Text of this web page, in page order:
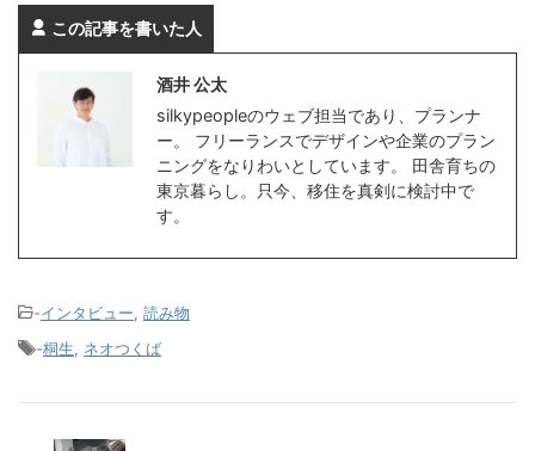
この記事を書いた人
酒井 公太
silkypeopleのウェブ担当であり、プランナ
ー。 フリーランスでデザインや企業のプラン
ニングをなりわいとしています。 田舎育ちの
東京暮らし。只今、移住を真剣に検討中で
す。
-インタビュー, 読み物
-桐生, ネオつくば